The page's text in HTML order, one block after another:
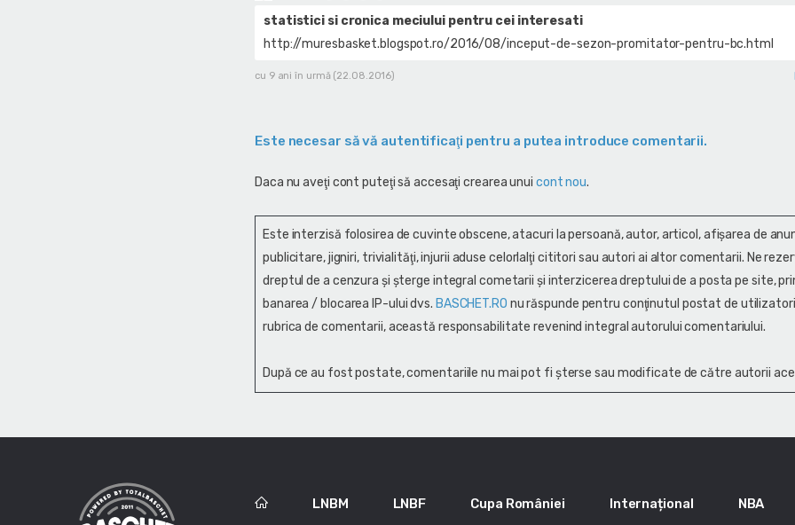
statistici si cronica meciului pentru cei interesati
http://muresbasket.blogspot.ro/2016/08/inceput-de-sezon-promitator-pentru-bc.html
cu 9 ani în urmă (22.08.2016)
Este necesar să vă autentificaţi pentru a putea introduce comentarii.
Daca nu aveţi cont puteţi să accesaţi crearea unui cont nou.
Este interzisă folosirea de cuvinte obscene, atacuri la persoană, autor, articol, afişarea de
publicitare, jigniri, trivialităţi, injurii aduse celorlalţi cititori sau autori ai altor comentarii. Ne
dreptul de a cenzura și şterge integral cometarii și interzicerea dreptului de a posta pe site,
banarea / blocarea IP-ului dvs. BASCHET.RO nu răspunde pentru conţinutul postat de
rubrica de comentarii, această responsabilitate revenind integral autorului comentariului.
După ce au fost postate, comentariile nu mai pot fi șterse sau modificate de către autorii
LNBM LNBF Cupa României Internațional NBA